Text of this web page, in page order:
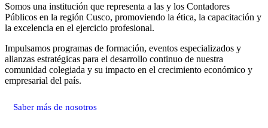
Somos una institución que representa a las y los Contadores
Públicos en la región Cusco, promoviendo la ética, la capacitación y
la excelencia en el ejercicio profesional.
Impulsamos programas de formación, eventos especializados y
alianzas estratégicas para el desarrollo continuo de nuestra
comunidad colegiada y su impacto en el crecimiento económico y
empresarial del país.
Saber más de nosotros